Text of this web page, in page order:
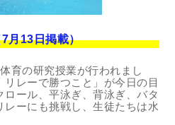
月13日掲載）
育の研究授業が行われまし
レーで勝つこと」が今日の目
ール、平泳ぎ、背泳ぎ、バタ
ーにも挑戦し、生徒たちは水